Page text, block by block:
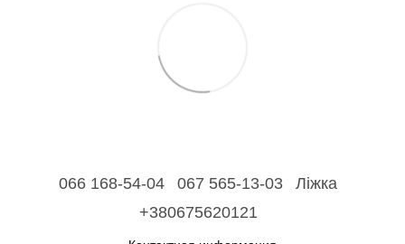
066 168-54-04 067 565-13-03
Ліжка
+380675620121